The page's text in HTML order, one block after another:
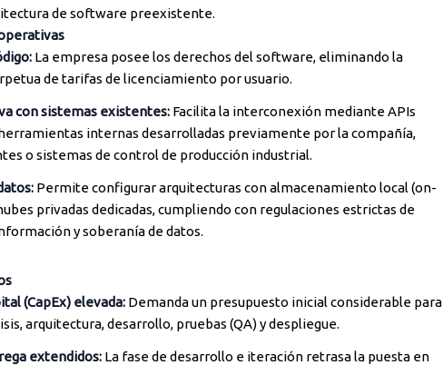
de software preexistente.
La empresa posee los derechos del software, eliminando la
de tarifas de licenciamiento por usuario.
con sistemas existentes: Facilita la interconexión mediante APIs
internas desarrolladas previamente por la compañía,
o sistemas de control de producción industrial.
Permite configurar arquitecturas con almacenamiento local (on-
privadas dedicadas, cumpliendo con regulaciones estrictas de
y soberanía de datos.
(CapEx) elevada: Demanda un presupuesto inicial considerable para
arquitectura, desarrollo, pruebas (QA) y despliegue.
extendidos: La fase de desarrollo e iteración retrasa la puesta en